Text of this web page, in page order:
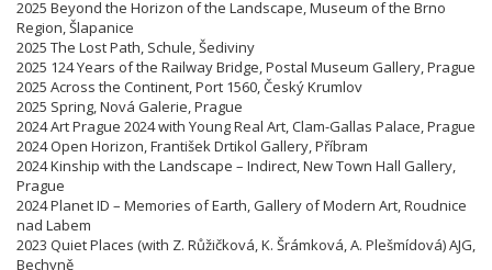
2025 Beyond the Horizon of the Landscape, Museum of the Brno
Region, Šlapanice
2025 The Lost Path, Schule, Šediviny
2025 124 Years of the Railway Bridge, Postal Museum Gallery, Prague
2025 Across the Continent, Port 1560, Český Krumlov
2025 Spring, Nová Galerie, Prague
2024 Art Prague 2024 with Young Real Art, Clam-Gallas Palace, Prague
2024 Open Horizon, František Drtikol Gallery, Příbram
2024 Kinship with the Landscape – Indirect, New Town Hall Gallery,
Prague
2024 Planet ID – Memories of Earth, Gallery of Modern Art, Roudnice
nad Labem
2023 Quiet Places (with Z. Růžičková, K. Šrámková, A. Plešmídová) AJG,
Bechyně